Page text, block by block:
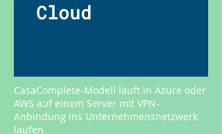
Cloud
CasaComplete-Modell läuft in Azure oder
AWS auf einem Server mit VPN-
Anbindung ins Unternehmensnetzwerk
laufen